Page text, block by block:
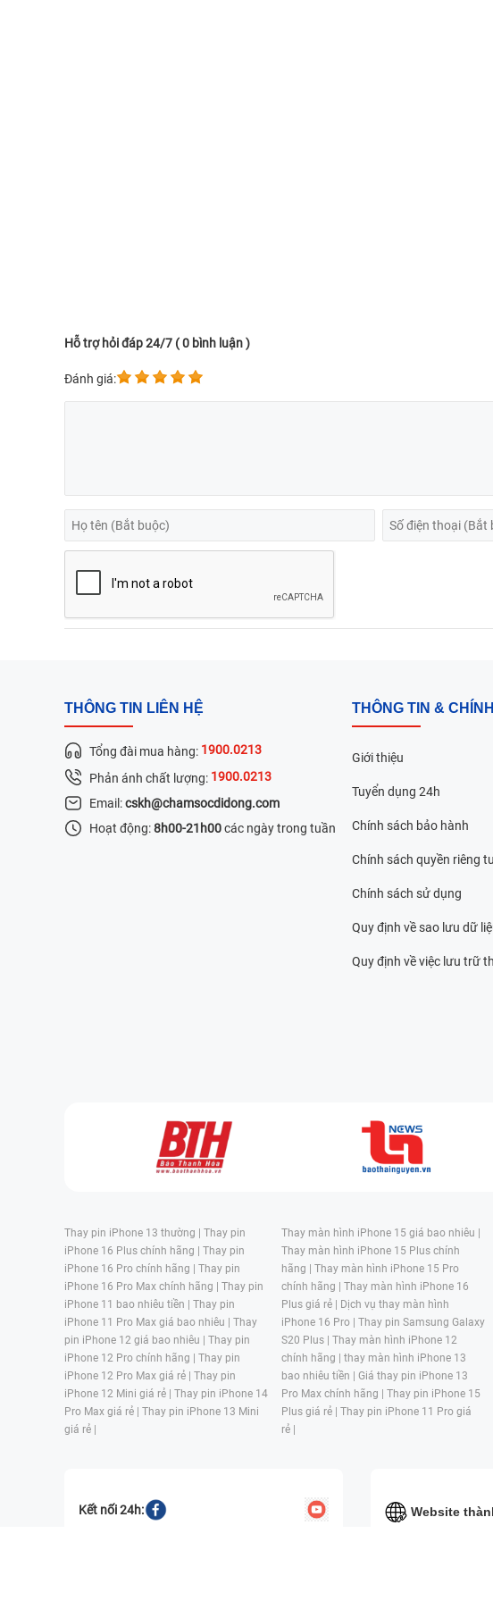
Hỗ trợ hỏi đáp 24/7 ( 0 bình luận )
Đánh giá:
THÔNG TIN LIÊN HỆ
Tổng đài mua hàng: 1900.0213
Phản ánh chất lượng: 1900.0213
Email:cskh@chamsocdidong.com
Hoạt động:8h00-21h00các ngày trong tuần
THÔNG TIN &
Giới thiệu
Tuyển dụng 24h
Chính sách bảo hành
Chính sách quyền riêng
Chính sách sử dụng
Quy định về sao lưu dữ
Quy định về việc lưu trữ
Thay pin iPhone 13 thường | Thay pin
iPhone 16 Plus chính hãng | Thay pin
iPhone 16 Pro chính hãng | Thay pin
iPhone 16 Pro Max chính hãng | Thay pin
iPhone 11 bao nhiêu tiền | Thay pin
iPhone 11 Pro Max giá bao nhiêu | Thay
pin iPhone 12 giá bao nhiêu | Thay pin
iPhone 12 Pro chính hãng | Thay pin
iPhone 12 Pro Max giá rẻ | Thay pin
iPhone 12 Mini giá rẻ | Thay pin iPhone 14
Pro Max giá rẻ | Thay pin iPhone 13 Mini
giá rẻ |
Thay màn hình iPhone 15 giá bao nhiêu |
Thay màn hình iPhone 15 Plus chính
hãng | Thay màn hình iPhone 15 Pro
chính hãng | Thay màn hình iPhone 16
Plus giá rẻ | Dịch vụ thay màn hình
iPhone 16 Pro | Thay pin Samsung Galaxy
S20 Plus | Thay màn hình iPhone 12
chính hãng | thay màn hình iPhone 13
bao nhiêu tiền | Giá thay pin iPhone 13
Pro Max chính hãng | Thay pin iPhone 15
Plus giá rẻ | Thay pin iPhone 11 Pro giá
rẻ |
Kết nối 24h: Website